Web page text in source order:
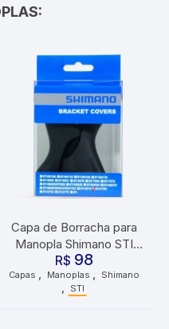
Capa de Borracha para
Manopla Shimano STI
ST-6700 Dir/Esq
R$ 98
Capas Manoplas Shimano
STI